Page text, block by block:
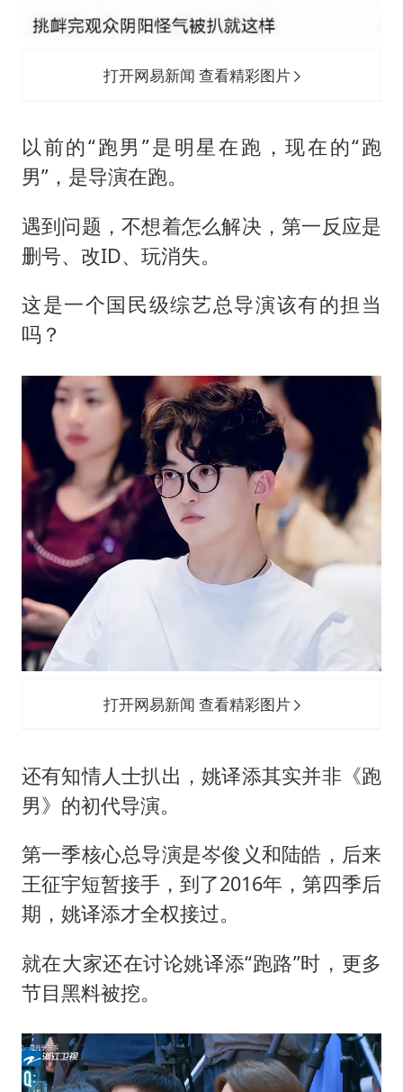
打开网易新闻 查看精彩图片
以前的“跑男”是明星在跑，现在的“跑
男”，是导演在跑。
遇到问题，不想着怎么解决，第一反应是
删号、改ID、玩消失。
这是一个国民级综艺总导演该有的担当
吗？
打开网易新闻 查看精彩图片
还有知情人士扒出，姚译添其实并非《跑
男》的初代导演。
第一季核心总导演是岑俊义和陆皓，后来
王征宇短暂接手，到了2016年，第四季后
期，姚译添才全权接过。
就在大家还在讨论姚译添“跑路”时，更多
节目黑料被挖。